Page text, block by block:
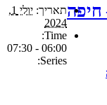
חיפהתאריך:
יולי 1,
2024
Time:
06:00 - 07:30
Series: